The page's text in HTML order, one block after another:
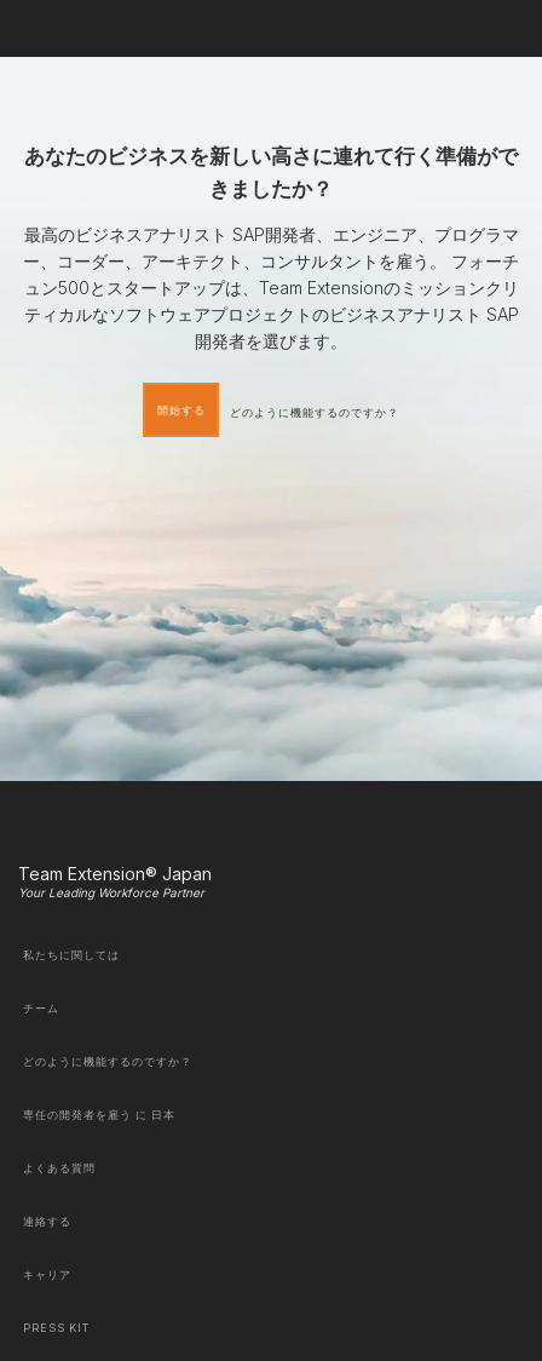
あなたのビジネスを新しい高さに連れて行く準備がで
きましたか？
最高のビジネスアナリスト SAP開発者、エンジニア、プログラマ
ー、コーダー、アーキテクト、コンサルタントを雇う。 フォーチ
ュン500とスタートアップは、Team Extensionのミッションクリ
ティカルなソフトウェアプロジェクトのビジネスアナリスト SAP
開発者を選びます。
開始する どのように機能するのですか？
Team Extension® Japan
Your Leading Workforce Partner
私たちに関しては
チーム
どのように機能するのですか？
専任の開発者を雇う に 日本
よくある質問
連絡する
キャリア
PRESS KIT